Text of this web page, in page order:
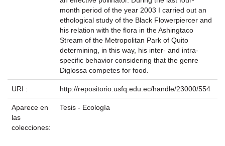
month period of the year 2003 I carried out an
ethological study of the Black Flowerpiercer and
his relation with the flora in the Ashingtaco
Stream of the Metropolitan Park of Quito
determining, in this way, his inter- and intra-
specific behavior considering that the genre
Diglossa competes for food.
URI : http://repositorio.usfq.edu.ec/handle/23000/554
Aparece en
las
colecciones:
Tesis - Ecología